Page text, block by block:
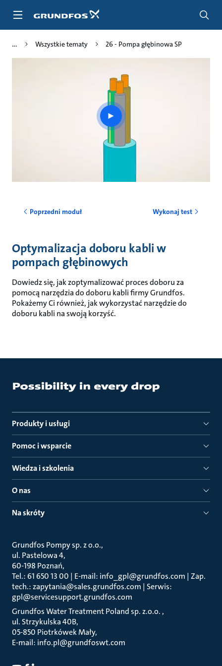
Wszystkie tematy 26 - Pompa głębinowa SP
Play
video
Poprzedni moduł Wykonaj test
Optymalizacja doboru kabli w
pompach głębinowych
Dowiedz się, jak zoptymalizować proces doboru za
pomocą narzędzia do doboru kabli firmy Grundfos.
Pokażemy Ci również, jak wykorzystać narzędzie do
doboru kabli na swoją korzyść.
Produkty i usługi
Pomoc i wsparcie
Wiedza i szkolenia
O nas
Na skróty
Grundfos Pompy sp. z o.o.
ul. Pastelowa 4
60-198 Poznań
Tel.: 61 650 13 00 | E-mail: info_gpl@grundfos.com | Zap.
tech.: zapytania@sales.grundfos.com | Serwis:
gpl@servicesupport.grundfos.com
Grundfos Water Treatment Poland sp. z.o.o.
ul. Strzykulska 40B
05-850 Piotrkówek Mały
E-mail: info.pl@grundfoswt.com